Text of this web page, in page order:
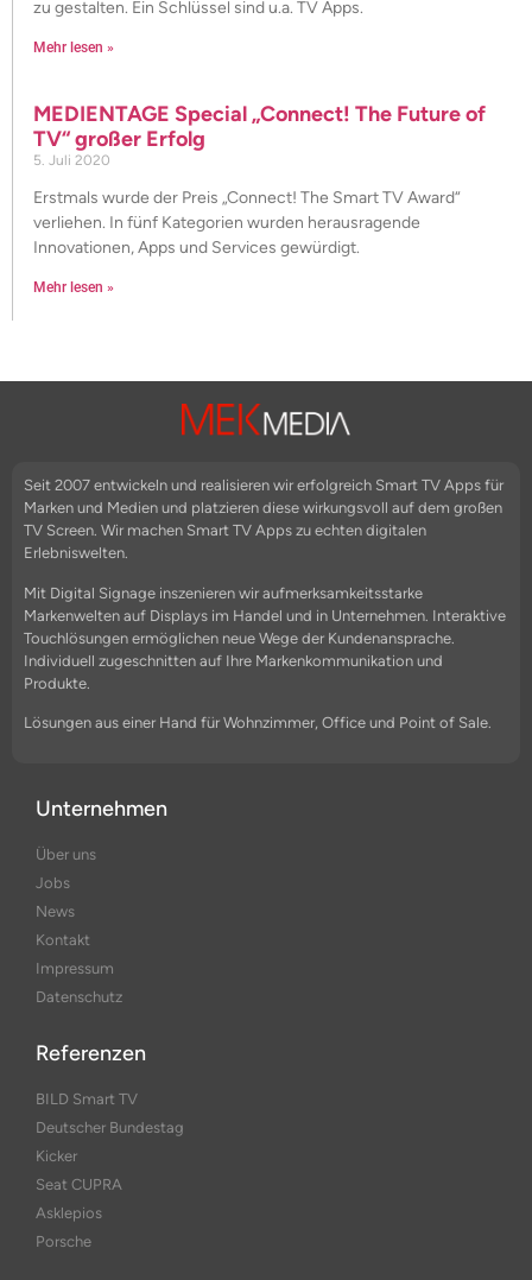
zu gestalten. Ein Schlüssel sind u.a. TV Apps.
Mehr lesen »
MEDIENTAGE Special „Connect! The Future of
TV“ großer Erfolg
5. Juli 2020
Erstmals wurde der Preis „Connect! The Smart TV Award“
verliehen. In fünf Kategorien wurden herausragende
Innovationen, Apps und Services gewürdigt.
Mehr lesen »
Seit 2007 entwickeln und realisieren wir erfolgreich Smart TV Apps für
Marken und Medien und platzieren diese wirkungsvoll auf dem großen
TV Screen. Wir machen Smart TV Apps zu echten digitalen
Erlebniswelten.
Mit Digital Signage inszenieren wir aufmerksamkeitsstarke
Markenwelten auf Displays im Handel und in Unternehmen. Interaktive
Touchlösungen ermöglichen neue Wege der Kundenansprache.
Individuell zugeschnitten auf Ihre Markenkommunikation und
Produkte.
Lösungen aus einer Hand für Wohnzimmer, Office und Point of Sale.
Unternehmen
Über uns
Jobs
News
Kontakt
Impressum
Datenschutz
Referenzen
BILD Smart TV
Deutscher Bundestag
Kicker
Seat CUPRA
Asklepios
Porsche